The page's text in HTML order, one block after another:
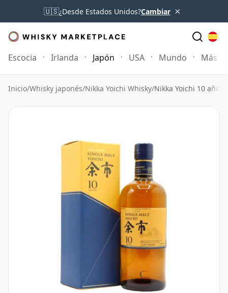
🇺🇸¿Desde Estados Unidos?Cambiar ×
Escocia Irlanda Japón USA Mundo Más
Inicio/Whisky japonés/Nikka Yoichi Whisky/Nikka Yoichi 10 años